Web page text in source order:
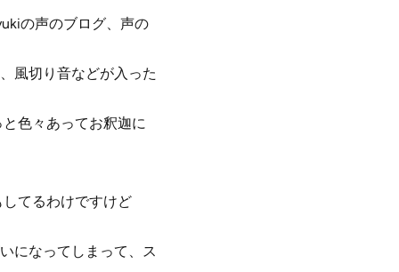
の声のブログ、声の
風切り音などが入った
色々あってお釈迦に
てるわけですけど
になってしまって、ス